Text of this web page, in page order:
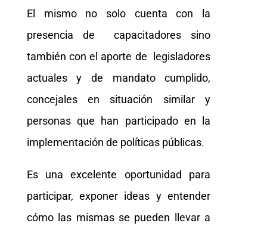
El mismo no solo cuenta con la
presencia de capacitadores sino
también con el aporte de legisladores
actuales y de mandato cumplido,
concejales en situación similar y
personas que han participado en la
implementación de políticas públicas.
Es una excelente oportunidad para
participar, exponer ideas y entender
cómo las mismas se pueden llevar a